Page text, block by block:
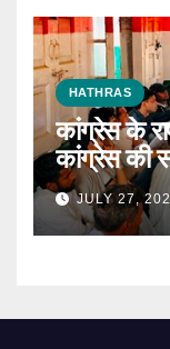
HATHRAS
कांग्रेस के
कांग्रेस की
JULY 27,